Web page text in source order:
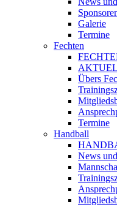
Galerie
Termine
Fechten
Übers
Termine
Handball
News